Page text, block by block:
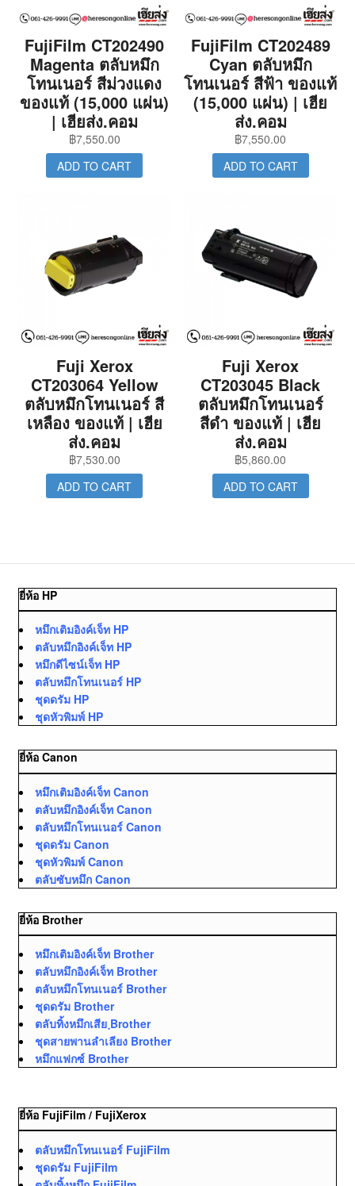
FujiFilm CT202490
Magenta ตลับหมึก
โทนเนอร์ สีม่วงแดง
ของแท้ (15,000 แผ่น)
| เฮียส่ง.คอม
฿7,550.00
ADD TO CART
FujiFilm CT202489
Cyan ตลับหมึก
โทนเนอร์ สีฟ้า ของแท้
(15,000 แผ่น) | เฮีย
ส่ง.คอม
฿7,550.00
ADD TO CART
Fuji Xerox
CT203064 Yellow
ตลับหมึกโทนเนอร์ สี
เหลือง ของแท้ | เฮีย
ส่ง.คอม
฿7,530.00
ADD TO CART
Fuji Xerox
CT203045 Black
ตลับหมึกโทนเนอร์
สีดำ ของแท้ | เฮีย
ส่ง.คอม
฿5,860.00
ADD TO CART
ยี่ห้อ HP
หมึกเติมอิงค์เจ็ท HP
ตลับหมึกอิงค์เจ็ท HP
หมึกดีไซน์เจ็ท HP
ตลับหมึกโทนเนอร์ HP
ชุดดรัม HP
ชุดหัวพิมพ์ HP
ยี่ห้อ Canon
หมึกเติมอิงค์เจ็ท Canon
ตลับหมึกอิงค์เจ็ท Canon
ตลับหมึกโทนเนอร์ Canon
ชุดดรัม Canon
ชุดหัวพิมพ์ Canon
ตลับซับหมึก Canon
ยี่ห้อ Brother
หมึกเติมอิงค์เจ็ท Brother
ตลับหมึกอิงค์เจ็ท Brother
ตลับหมึกโทนเนอร์ Brother
ชุดดรัม Brother
ตลับทิ้งหมึกเสีย ฺBrother
ชุดสายพานลำเลียง Brother
หมึกแฟกซ์ Brother
ยี่ห้อ FujiFilm / FujiXerox
ตลับหมึกโทนเนอร์ FujiFilm
ชุดดรัม FujiFilm